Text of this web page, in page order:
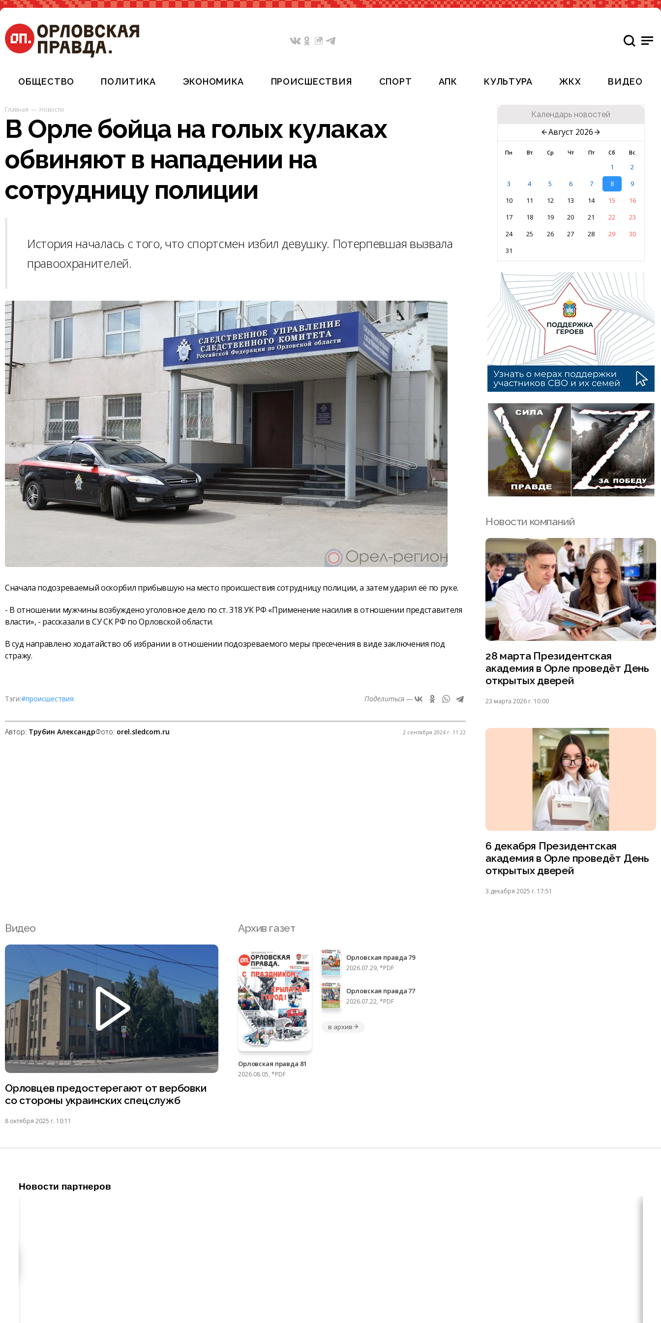
ОБЩЕСТВО ПОЛИТИКА ЭКОНОМИКА ПРОИСШЕСТВИЯ СПОРТ АПК КУЛЬТУРА ЖКХ ВИДЕО
Главная Новости
В Орле бойца на голых кулаках
обвиняют в нападении на
сотрудницу полиции
История началась с того, что спортсмен избил девушку. Потерпевшая вызвала
правоохранителей.
Сначала подозреваемый оскорбил прибывшую на место происшествия сотрудницу полиции, а затем ударил её по руке.
- В отношении мужчины возбуждено уголовное дело по ст. 318 УК РФ «Применение насилия в отношении представителя
власти», - рассказали в СУ СК РФ по Орловской области.
В суд направлено ходатайство об избрании в отношении подозреваемого меры пресечения в виде заключения под
стражу.
Тэги:#происшествия Поделиться —
Автор: Трубин АлександрФото: orel.sledcom.ru 2 сентября 2024 г. 11:22
Календарь новостей
Август 2026
Пн Вт Ср Чт Пт Сб Вс
1
2
3
4 5 6 7 8
9
10
11 12 13 14 15
16
17
18 19 20 21 22
23
24
25 26 27 28 29
30
31
Новости компаний
28 марта Президентская
академия в Орле проведёт День
открытых дверей
23 марта 2026 г. 10:00
6 декабря Президентская
академия в Орле проведёт День
открытых дверей
3 декабря 2025 г. 17:51
Видео
Орловцев предостерегают от вербовки
со стороны украинских спецслужб
8 октября 2025 г. 10:11
Архив газет
Орловская правда 81
2026.08.05, *PDF
Орловская правда 79
2026.07.29, *PDF
Орловская правда 77
2026.07.22, *PDF
в архив
Новости партнеров